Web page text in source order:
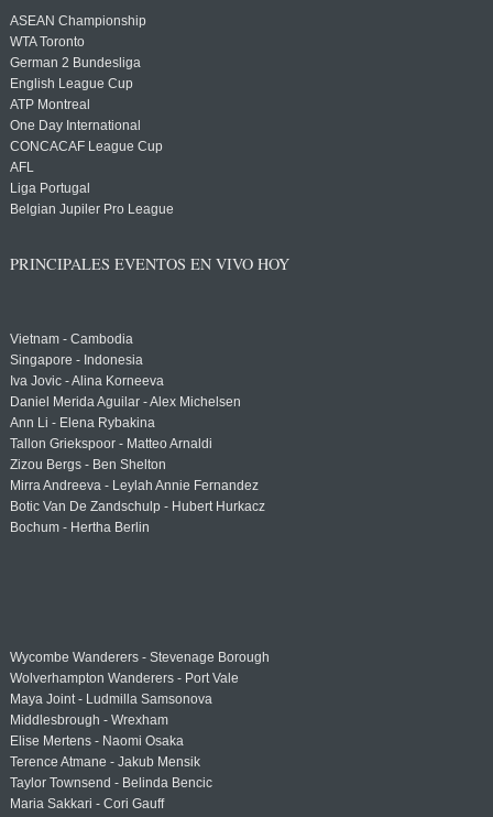
ASEAN Championship
WTA Toronto
German 2 Bundesliga
English League Cup
ATP Montreal
One Day International
CONCACAF League Cup
AFL
Liga Portugal
Belgian Jupiler Pro League
PRINCIPALES EVENTOS EN VIVO HOY
Vietnam - Cambodia
Singapore - Indonesia
Iva Jovic - Alina Korneeva
Daniel Merida Aguilar - Alex Michelsen
Ann Li - Elena Rybakina
Tallon Griekspoor - Matteo Arnaldi
Zizou Bergs - Ben Shelton
Mirra Andreeva - Leylah Annie Fernandez
Botic Van De Zandschulp - Hubert Hurkacz
Bochum - Hertha Berlin
Wycombe Wanderers - Stevenage Borough
Wolverhampton Wanderers - Port Vale
Maya Joint - Ludmilla Samsonova
Middlesbrough - Wrexham
Elise Mertens - Naomi Osaka
Terence Atmane - Jakub Mensik
Taylor Townsend - Belinda Bencic
Maria Sakkari - Cori Gauff